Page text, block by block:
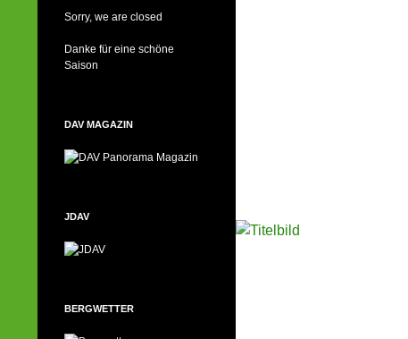
Sorry, we are closed
Danke für eine schöne
Saison
DAV MAGAZIN
JDAV
BERGWETTER